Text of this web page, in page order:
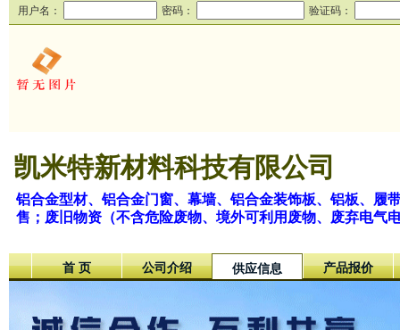
用户名： 密码： 验证码：
凯米特新材料科技有限公司
铝合金型材、铝合金门窗、幕墙、铝合金装饰板、铝板、履
售；废旧物资（不含危险废物、境外可利用废物、废弃电气
首 页 公司介绍 供应信息 产品报价